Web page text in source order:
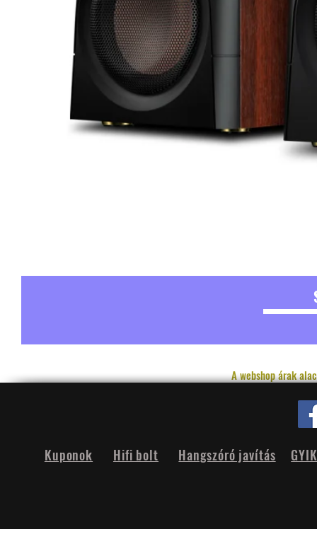
A webshop árak
Hifi bolt
Kuponok Hangszóró javítás GYIK